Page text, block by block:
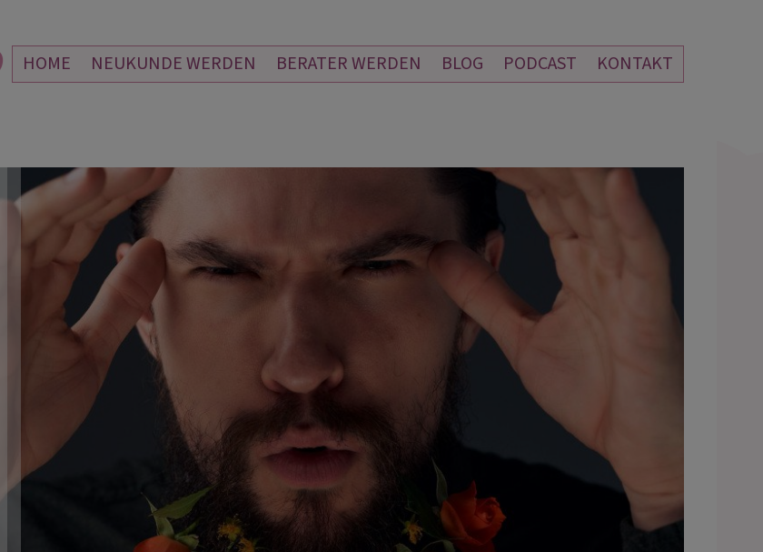
HOME NEUKUNDE WERDEN BERATER WERDEN BLOG PODCAST KONTAKT